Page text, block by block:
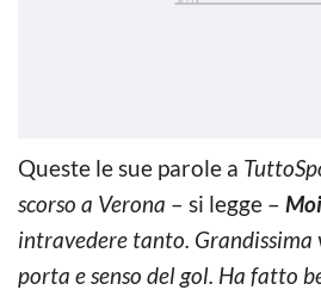
Queste le sue parole a
scorso a Verona – si legge –
intravedere tanto.
porta e senso del gol. Ha fatto